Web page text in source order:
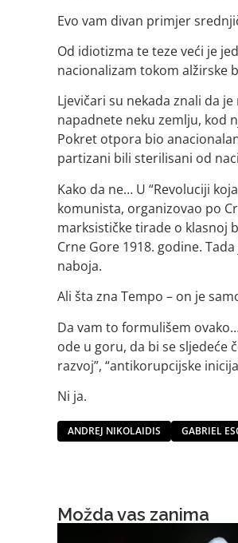
Evo vam divan primjer
Od idiotizma te teze veći je
nacionalizam tokom alžirske
Ljevičari su nekada znali da
napadnete neku zemlju, kod
Pokret otpora bio
partizani bili sterilisani od
Kako da ne… U “Revoluciji
komunista, organizovao po
marksističke tirade o klasnoj
Crne Gore 1918. godine.
naboja.
Ali šta zna Tempo – on je
Da vam to formulišem
ode u goru, da bi se sljedeće
razvoj”, “antikorupcijske
Ni ja.
ANDREJ NIKOLAIDIS GABRIEL
Možda vas zanima